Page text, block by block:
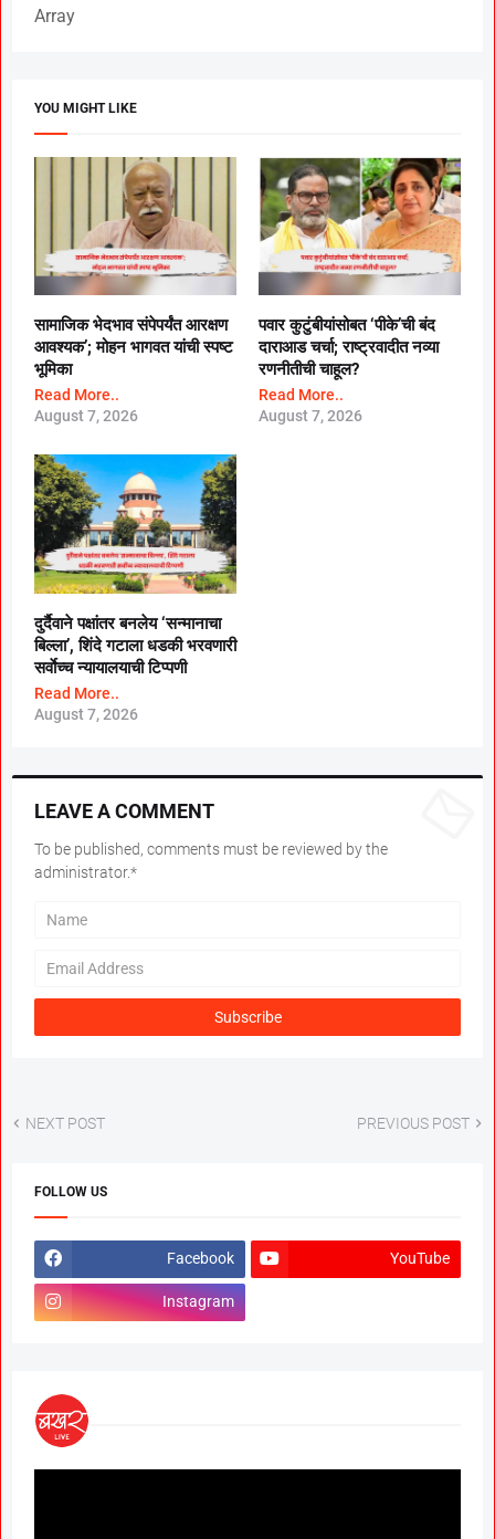
Array
YOU MIGHT LIKE
सामाजिक भेदभाव संपेपर्यंत आरक्षण
आवश्यक’; मोहन भागवत यांची स्पष्ट
भूमिका
Read More..
August 7, 2026
पवार कुटुंबीयांसोबत ‘पीके’ची बंद
दाराआड चर्चा; राष्ट्रवादीत नव्या
रणनीतीची चाहूल?
Read More..
August 7, 2026
दुर्दैवाने पक्षांतर बनलेय ‘सन्मानाचा
बिल्ला’, शिंदे गटाला धडकी भरवणारी
सर्वाेच्च न्यायालयाची टिप्पणी
Read More..
August 7, 2026
LEAVE A COMMENT
To be published, comments must be reviewed by the
administrator.*
NEXT POST PREVIOUS POST
FOLLOW US
Facebook YouTube
Instagram